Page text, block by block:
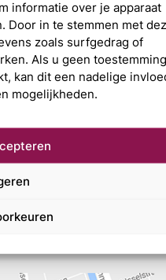
informatie over je apparaat
Door in te stemmen met
zoals surfgedrag of
Als u geen toestemming
kan dit een nadelige
mogelijkheden.